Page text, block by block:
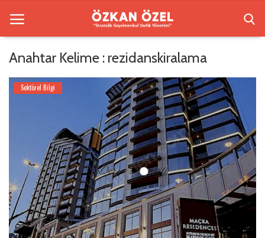
Anasayfa
Bilgilendirme
İletişim
Galeri
Sektörel Bilgi
Anahtar Kelime : rezidanskiralama
Sektörel Bilgi